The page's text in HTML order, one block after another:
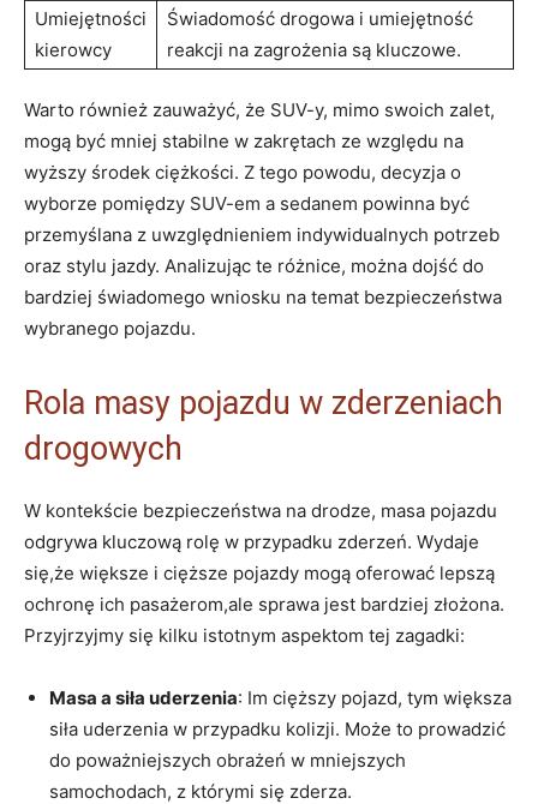
Umiejętności
​kierowcy
Świadomość drogowa‌ i umiejętność
reakcji ⁢na⁤ zagrożenia są kluczowe.
Warto również zauważyć, że SUV-y, mimo swoich‌ zalet,⁢
mogą ⁤być mniej stabilne w zakrętach⁢ ze względu na
wyższy środek ciężkości. Z tego powodu, decyzja o
‍wyborze pomiędzy⁢ SUV-em ⁤a sedanem‌ powinna być⁤
przemyślana⁢ z‍ uwzględnieniem indywidualnych potrzeb
⁣oraz ‌stylu jazdy. Analizując te różnice, można dojść do
bardziej świadomego wniosku na temat ‍bezpieczeństwa
wybranego pojazdu.
Rola ‌masy pojazdu w zderzeniach
‍drogowych
W kontekście bezpieczeństwa na drodze, masa pojazdu
odgrywa kluczową rolę w‍ przypadku ​zderzeń. Wydaje
się,że większe ‍i ⁣cięższe pojazdy mogą oferować lepszą
ochronę⁤ ich pasażerom,ale sprawa jest bardziej złożona.
‌Przyjrzyjmy się kilku‍ istotnym ⁤aspektom tej ​zagadki:
Masa a siła ⁢uderzenia: Im cięższy pojazd, tym większa
siła uderzenia w przypadku kolizji.⁣ Może ​to prowadzić⁢
do poważniejszych‍ obrażeń⁤ w mniejszych
samochodach,​ z ‌którymi⁢ się ​zderza.